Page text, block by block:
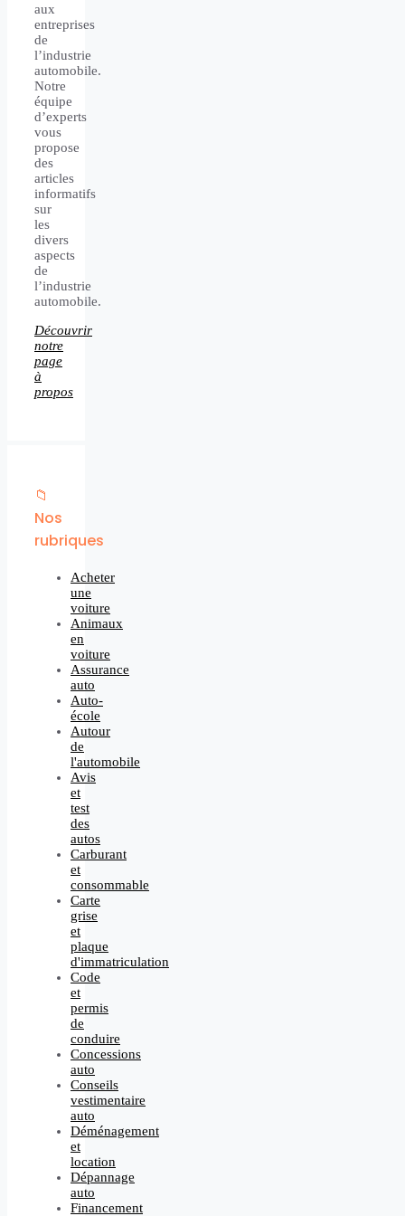
aux
entreprises
de
l’industrie
automobile.
Notre
équipe
d’experts
vous
propose
des
articles
informatifs
sur
les
divers
aspects
de
l’industrie
automobile.
Découvrir
notre
page
à
propos
📁
Nos
rubriques
Acheter
une
voiture
Animaux
en
voiture
Assurance
auto
Auto-
école
Autour
de
l'automobile
Avis
et
test
des
autos
Carburant
et
consommable
Carte
grise
et
plaque
d'immatriculation
Code
et
permis
de
conduire
Concessions
auto
Conseils
vestimentaire
auto
Déménagement
et
location
Dépannage
auto
Financement